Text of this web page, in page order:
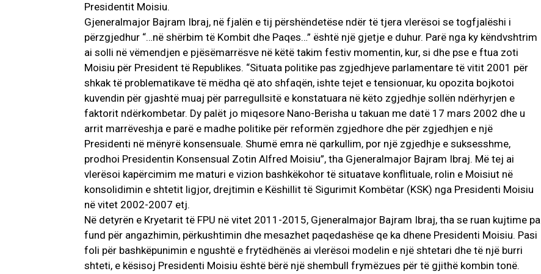
Presidentit Moisiu.
Gjeneralmajor Bajram Ibraj, në fjalën e tij përshëndetëse ndër të tjera vlerësoi se togfjalëshi i
përzgjedhur “…në shërbim të Kombit dhe Paqes…” është një gjetje e duhur. Parë nga ky këndvshtrim
ai solli në vëmendjen e pjësëmarrësve në këtë takim festiv momentin, kur, si dhe pse e ftua zoti
Moisiu për President të Republikes. “Situata politike pas zgjedhjeve parlamentare të vitit 2001 për
shkak të problematikave të mëdha që ato shfaqën, ishte tejet e tensionuar, ku opozita bojkotoi
kuvendin për gjashtë muaj për parregullsitë e konstatuara në këto zgjedhje sollën ndërhyrjen e
faktorit ndërkombetar. Dy palët jo miqesore Nano-Berisha u takuan me datë 17 mars 2002 dhe u
arrit marrëveshja e parë e madhe politike për reformën zgjedhore dhe për zgjedhjen e një
Presidenti në mënyrë konsensuale. Shumë emra në qarkullim, por një zgjedhje e suksesshme,
prodhoi Presidentin Konsensual Zotin Alfred Moisiu”, tha Gjeneralmajor Bajram Ibraj. Më tej ai
vlerësoi kapërcimim me maturi e vizion bashkëkohor të situatave konflituale, rolin e Moisiut në
konsolidimin e shtetit ligjor, drejtimin e Këshillit të Sigurimit Kombëtar (KSK) nga Presidenti Moisiu
në vitet 2002-2007 etj.
Në detyrën e Kryetarit të FPU në vitet 2011-2015, Gjeneralmajor Bajram Ibraj, tha se ruan kujtime pa
fund për angazhimin, përkushtimin dhe mesazhet paqedashëse qe ka dhene Presidenti Moisiu. Pasi
foli për bashkëpunimin e ngushtë e frytëdhënës ai vlerësoi modelin e një shtetari dhe të një burri
shteti, e kësisoj Presidenti Moisiu është bërë një shembull frymëzues për të gjithë kombin tonë.